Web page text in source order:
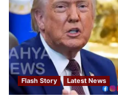
Flash Story Latest News